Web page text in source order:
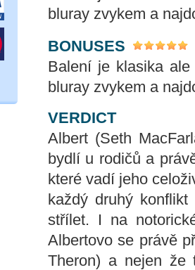
bluray zvykem a
BONUSES
Balení je klasika
bluray zvykem a
VERDICT
Albert (Seth
bydlí u rodičů a
které vadí jeho
každý druhý
střílet. I na
Albertovo se právě
Theron) a nejen že